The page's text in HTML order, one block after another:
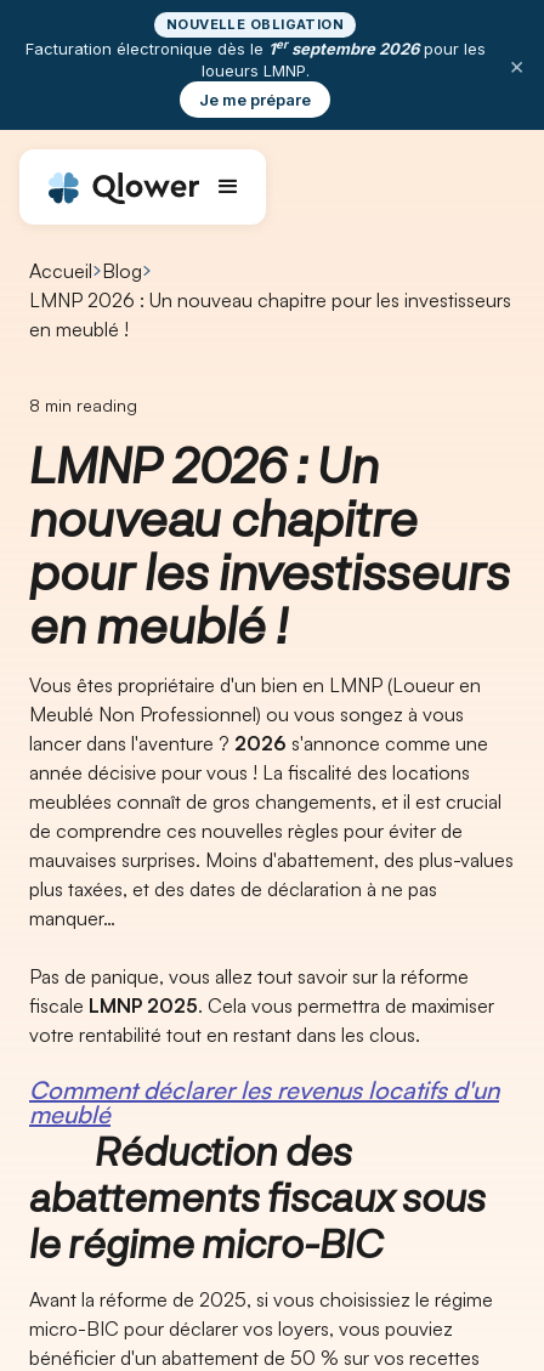
NOUVELLE OBLIGATION
Facturation électronique dès le 1erseptembre 2026pour les
loueurs LMNP.
Je me prépare
×
Accueil Blog
LMNP 2026 : Un nouveau chapitre pour les investisseurs
en meublé !
8 min reading
LMNP 2026 : Un
nouveau chapitre
pour les investisseurs
en meublé !
Vous êtes propriétaire d'un bien en LMNP (Loueur en
Meublé Non Professionnel) ou vous songez à vous
lancer dans l'aventure ? 2026 s'annonce comme une
année décisive pour vous ! La fiscalité des locations
meublées connaît de gros changements, et il est crucial
de comprendre ces nouvelles règles pour éviter de
mauvaises surprises. Moins d'abattement, des plus-values
plus taxées, et des dates de déclaration à ne pas
manquer…
Pas de panique, vous allez tout savoir sur la réforme
fiscale LMNP 2025. Cela vous permettra de maximiser
votre rentabilité tout en restant dans les clous.
Comment déclarer les revenus locatifs d'un
meublé
Réduction des
abattements fiscaux sous
le régime micro-BIC
Avant la réforme de 2025, si vous choisissiez le régime
micro-BIC pour déclarer vos loyers, vous pouviez
bénéficier d'un abattement de 50 % sur vos recettes